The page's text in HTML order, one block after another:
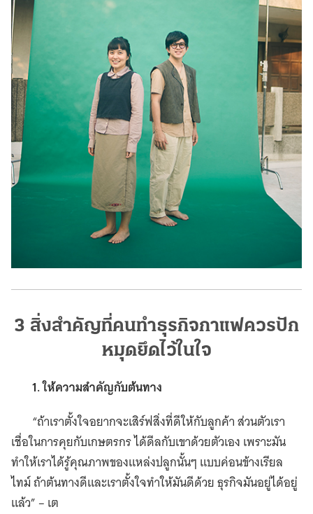
3 สิ่งสำคัญที่คนทำธุรกิจกาแฟควรปัก
หมุดยึดไว้ในใจ
1. ให้ความสำคัญกับต้นทาง
“ถ้าเราตั้งใจอยากจะเสิร์ฟสิ่งที่ดีให้กับลูกค้า ส่วนตัวเรา
เชื่อในการคุยกับเกษตรกร ได้ดีลกับเขาด้วยตัวเอง เพราะมัน
ทำให้เราได้รู้คุณภาพของแหล่งปลูกนั้นๆ แบบค่อนข้างเรียล
ไทม์ ถ้าต้นทางดีและเราตั้งใจทำให้มันดีด้วย ธุรกิจมันอยู่ได้อยู่
แล้ว” – เต